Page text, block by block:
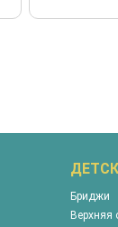
Бриджи
Верхняя